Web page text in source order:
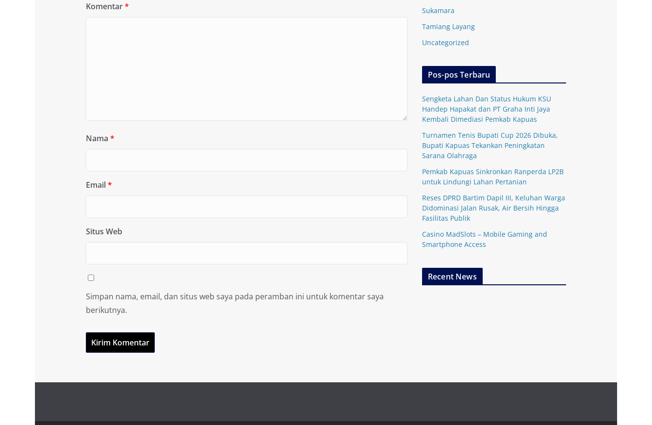
Komentar*
Nama *
Email*
Situs Web
Simpan nama, email, dan situs web saya pada peramban ini untuk komentar saya
berikutnya.
Sukamara
Tamiang Layang
Uncategorized
Pos-pos Terbaru
Sengketa Lahan Dan Status Hukum KSU
Handep Hapakat dan PT Graha Inti Jaya
Kembali Dimediasi Pemkab Kapuas
Turnamen Tenis Bupati Cup 2026 Dibuka,
Bupati Kapuas Tekankan Peningkatan
Sarana Olahraga
Pemkab Kapuas Sinkronkan Ranperda LP2B
untuk Lindungi Lahan Pertanian
Reses DPRD Bartim Dapil III, Keluhan Warga
Didominasi Jalan Rusak, Air Bersih Hingga
Fasilitas Publik
Casino MadSlots – Mobile Gaming and
Smartphone Access
Recent News